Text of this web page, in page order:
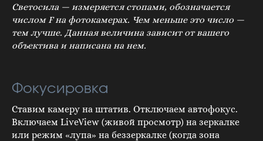
Светосила — измеряется стопами, обозначается
числом F на фотокамерах. Чем меньше это число —
тем лучше. Данная величина зависит от вашего
объектива и написана на нем.
Фокусировка
Ставим камеру на штатив. Отключаем автофокус.
Включаем LiveView (живой просмотр) на зеркалке
или режим «лупа» на беззеркалке (когда зона